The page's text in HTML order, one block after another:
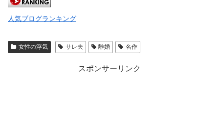
人気ブログランキング
女性の浮気 サレ夫 離婚 名作
スポンサーリンク